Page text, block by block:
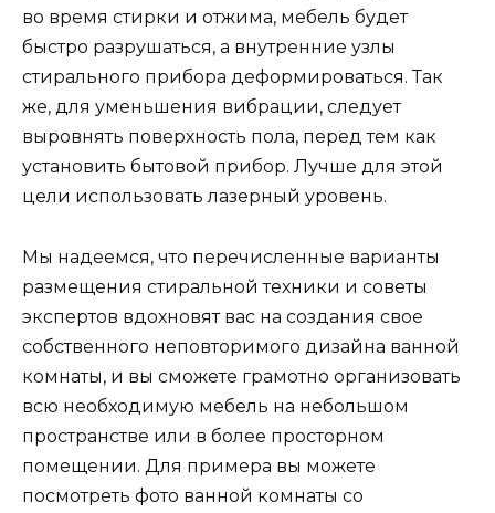
во время стирки и отжима, мебель будет
быстро разрушаться, а внутренние узлы
стирального прибора деформироваться. Так
же, для уменьшения вибрации, следует
выровнять поверхность пола, перед тем как
установить бытовой прибор. Лучше для этой
цели использовать лазерный уровень.
Мы надеемся, что перечисленные варианты
размещения стиральной техники и советы
экспертов вдохновят вас на создания свое
собственного неповторимого дизайна ванной
комнаты, и вы сможете грамотно организовать
всю необходимую мебель на небольшом
пространстве или в более просторном
помещении. Для примера вы можете
посмотреть фото ванной комнаты со